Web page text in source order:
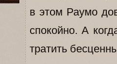
в этом Раумо
спокойно. А
тратить